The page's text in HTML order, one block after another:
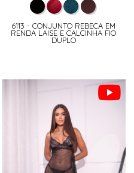
6113 - CONJUNTO REBECA EM
RENDA LAISE E CALCINHA FIO
DUPLO